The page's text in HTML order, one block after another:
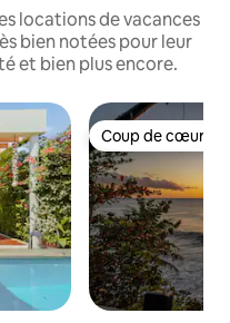
locations de vacances
bien notées pour leur
et bien plus encore.
Coup de cœur
Coup de cœur